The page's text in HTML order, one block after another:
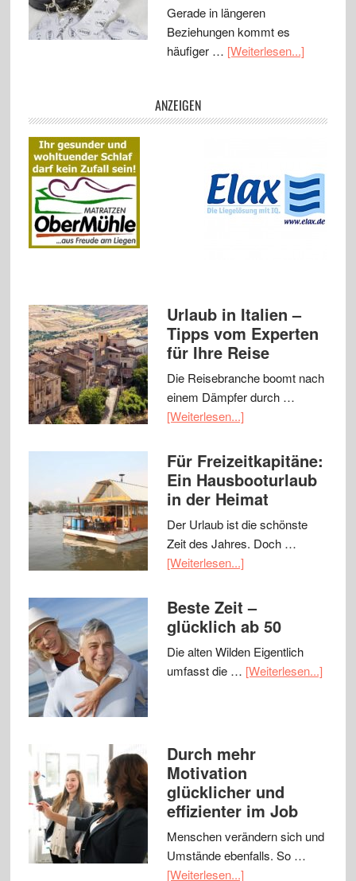
Gerade in längeren
Beziehungen kommt es
häufiger … [Weiterlesen...]
ANZEIGEN
Urlaub in Italien –
Tipps vom Experten
für Ihre Reise
Die Reisebranche boomt nach
einem Dämpfer durch …
[Weiterlesen...]
Für Freizeitkapitäne:
Ein Hausbooturlaub
in der Heimat
Der Urlaub ist die schönste
Zeit des Jahres. Doch …
[Weiterlesen...]
Beste Zeit –
glücklich ab 50
Die alten Wilden Eigentlich
umfasst die … [Weiterlesen...]
Durch mehr
Motivation
glücklicher und
effizienter im Job
Menschen verändern sich und
Umstände ebenfalls. So …
[Weiterlesen...]